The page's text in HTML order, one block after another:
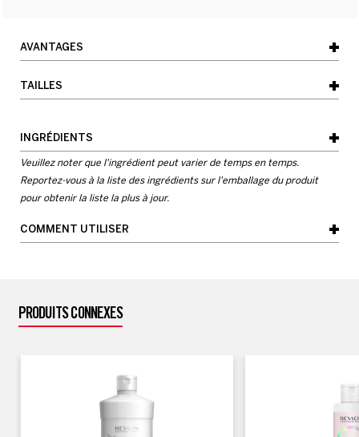
AVANTAGES
- Très doux pour la peau
TAILLES
250ml
INGRÉDIENTS
Veuillez noter que l'ingrédient peut varier de temps en temps.
Reportez-vous à la liste des ingrédients sur l'emballage du produit
pour obtenir la liste la plus à jour.
COMMENT UTILISER
Technics Color Clean et frotter doucement sur les taches.
Magnet™ Ultimate.
PRODUITS CONNEXES